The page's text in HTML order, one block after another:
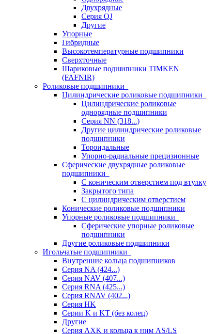
Двухрядные
Серия QJ
Другие
Упорные
Гибридные
Высокотемпературные подшипники
Сверхточные
Шариковые подшипники TIMKEN
(FAFNIR)
Роликовые подшипники
Цилиндрические роликовые подшипники
Цилиндрические роликовые
однорядные подшипники
Серия NN (318...)
Другие цилиндрические роликовые
подшипники
Тороидальные
Упорно-радиальные прецизионные
Сферические двухрядные роликовые
подшипники
С коническим отверстием под втулку
Закрытого типа
С цилиндрическим отверстием
Конические роликовые подшипники
Упорные роликовые подшипники
Сферические упорные роликовые
подшипники
Другие роликовые подшипники
Игольчатые подшипники
Внутренние кольца подшипников
Серия NA (424...)
Серия NAV (407...)
Серия RNA (425...)
Серия RNAV (402...)
Серия HK
Серии K и KT (без колец)
Другие
Серия AXK и кольца к ним AS/LS